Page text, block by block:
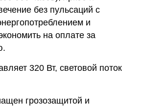
без пульсаций с
и
на оплате за
320 Вт, световой поток
грозозащитой и